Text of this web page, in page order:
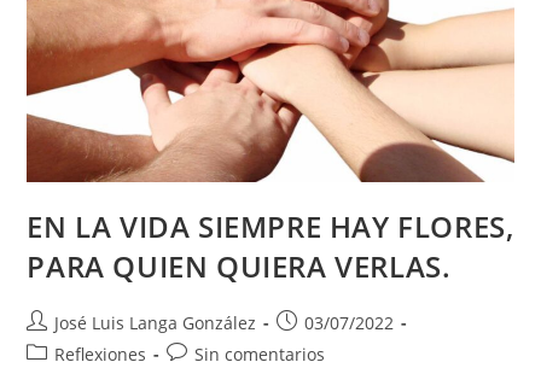
EN LA VIDA SIEMPRE HAY FLORES,
PARA QUIEN QUIERA VERLAS.
Autor
de
José Luis Langa González
Publicación
de
03/07/2022
Categoría
Reflexiones
Comentarios
Sin comentarios